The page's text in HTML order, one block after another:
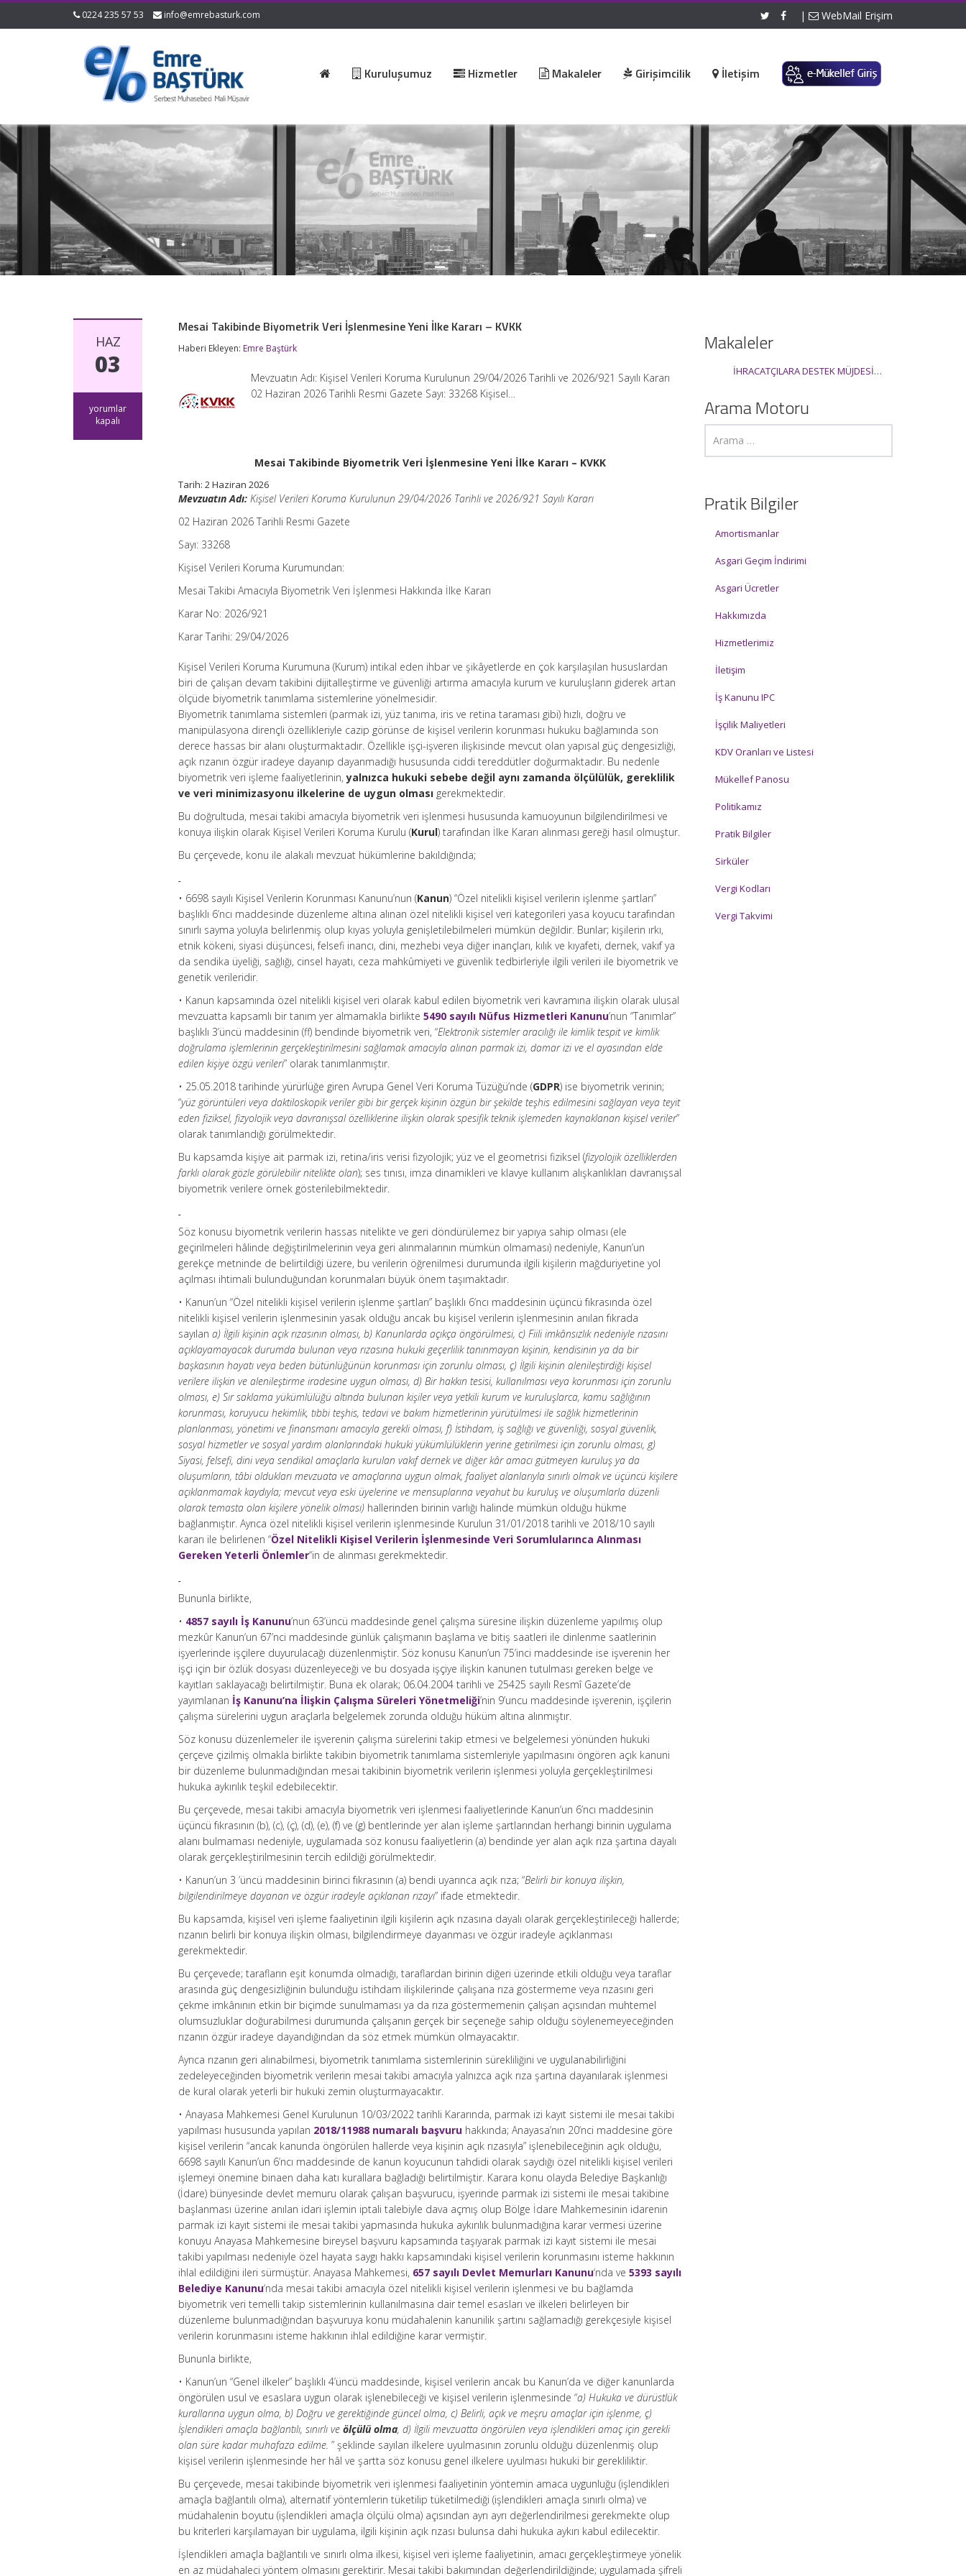
0224 235 57 53 info@emrebasturk.com | WebMail Erişim
Kuruluşumuz Hizmetler Makaleler Girişimcilik İletişim
HAZ
03
Mesai
Takibinde
yorumlar
kapalı
Mesai Takibinde Biyometrik Veri İşlenmesine Yeni İlke Kararı – KVKK
Haberi Ekleyen: Emre Baştürk
Mevzuatın Adı: Kişisel Verileri Koruma Kurulunun 29/04/2026 Tarihli ve 2026/921 Sayılı Kararı
02 Haziran 2026 Tarihli Resmi Gazete Sayı: 33268 Kişisel…
Mesai Takibinde Biyometrik Veri İşlenmesine Yeni İlke Kararı – KVKK
Tarih:2 Haziran 2026
Mevzuatın Adı: Kişisel Verileri Koruma Kurulunun 29/04/2026 Tarihli ve 2026/921 Sayılı Kararı
02 Haziran 2026 Tarihli Resmi Gazete
Sayı: 33268
Kişisel Verileri Koruma Kurumundan:
Mesai Takibi Amacıyla Biyometrik Veri İşlenmesi Hakkında İlke Kararı
Karar No: 2026/921
Karar Tarihi: 29/04/2026
Kişisel Verileri Koruma Kurumuna (Kurum) intikal eden ihbar ve şikâyetlerde en çok karşılaşılan hususlardan
biri de çalışan devam takibini dijitalleştirme ve güvenliği artırma amacıyla kurum ve kuruluşların giderek artan
ölçüde biyometrik tanımlama sistemlerine yönelmesidir.
Biyometrik tanımlama sistemleri (parmak izi, yüz tanıma, iris ve retina taraması gibi) hızlı, doğru ve
manipülasyona dirençli özellikleriyle cazip görünse de kişisel verilerin korunması hukuku bağlamında son
derece hassas bir alanı oluşturmaktadır. Özellikle işçi-işveren ilişkisinde mevcut olan yapısal güç dengesizliği,
açık rızanın özgür iradeye dayanıp dayanmadığı hususunda ciddi tereddütler doğurmaktadır. Bu nedenle
biyometrik veri işleme faaliyetlerinin,yalnızca hukuki sebebe değil aynı zamanda ölçülülük, gereklilik
ve veri minimizasyonu ilkelerine de uygun olması gerekmektedir.
Bu doğrultuda, mesai takibi amacıyla biyometrik veri işlenmesi hususunda kamuoyunun bilgilendirilmesi ve
konuya ilişkin olarak Kişisel Verileri Koruma Kurulu (Kurul) tarafından İlke Kararı alınması gereği hasıl olmuştur.
Bu çerçevede, konu ile alakalı mevzuat hükümlerine bakıldığında;
• 6698 sayılı Kişisel Verilerin Korunması Kanunu’nun (Kanun) “Özel nitelikli kişisel verilerin işlenme şartları”
başlıklı 6’ncı maddesinde düzenleme altına alınan özel nitelikli kişisel veri kategorileri yasa koyucu tarafından
sınırlı sayma yoluyla belirlenmiş olup kıyas yoluyla genişletilebilmeleri mümkün değildir. Bunlar; kişilerin ırkı,
etnik kökeni, siyasi düşüncesi, felsefi inancı, dini, mezhebi veya diğer inançları, kılık ve kıyafeti, dernek, vakıf ya
da sendika üyeliği, sağlığı, cinsel hayatı, ceza mahkûmiyeti ve güvenlik tedbirleriyle ilgili verileri ile biyometrik ve
genetik verileridir.
• Kanun kapsamında özel nitelikli kişisel veri olarak kabul edilen biyometrik veri kavramına ilişkin olarak ulusal
mevzuatta kapsamlı bir tanım yer almamakla birlikte5490 sayılı Nüfus Hizmetleri Kanunu’nun “Tanımlar”
başlıklı 3’üncü maddesinin (ff) bendinde biyometrik veri, “Elektronik sistemler aracılığı ile kimlik tespit ve kimlik
doğrulama işlemlerinin gerçekleştirilmesini sağlamak amacıyla alınan parmak izi, damar izi ve el ayasından elde
edilen kişiye özgü verileri” olarak tanımlanmıştır.
• 25.05.2018 tarihinde yürürlüğe giren Avrupa Genel Veri Koruma Tüzüğü’nde (GDPR) ise biyometrik verinin;
“yüz görüntüleri veya daktiloskopik veriler gibi bir gerçek kişinin özgün bir şekilde teşhis edilmesini sağlayan veya teyit
eden fiziksel, fizyolojik veya davranışsal özelliklerine ilişkin olarak spesifik teknik işlemeden kaynaklanan kişisel veriler”
olarak tanımlandığı görülmektedir.
Bu kapsamda kişiye ait parmak izi, retina/iris verisi fizyolojik; yüz ve el geometrisi fiziksel (fizyolojik özelliklerden
farklı olarak gözle görülebilir nitelikte olan); ses tınısı, imza dinamikleri ve klavye kullanım alışkanlıkları davranışsal
biyometrik verilere örnek gösterilebilmektedir.
Söz konusu biyometrik verilerin hassas nitelikte ve geri döndürülemez bir yapıya sahip olması (ele
geçirilmeleri hâlinde değiştirilmelerinin veya geri alınmalarının mümkün olmaması) nedeniyle, Kanun’un
gerekçe metninde de belirtildiği üzere, bu verilerin öğrenilmesi durumunda ilgili kişilerin mağduriyetine yol
açılması ihtimali bulunduğundan korunmaları büyük önem taşımaktadır.
• Kanun’un “Özel nitelikli kişisel verilerin işlenme şartları” başlıklı 6’ncı maddesinin üçüncü fıkrasında özel
nitelikli kişisel verilerin işlenmesinin yasak olduğu ancak bu kişisel verilerin işlenmesinin anılan fıkrada
sayılana) İlgili kişinin açık rızasının olması, b) Kanunlarda açıkça öngörülmesi, c) Fiili imkânsızlık nedeniyle rızasını
açıklayamayacak durumda bulunan veya rızasına hukuki geçerlilik tanınmayan kişinin, kendisinin ya da bir
başkasının hayatı veya beden bütünlüğünün korunması için zorunlu olması, ç) İlgili kişinin alenileştirdiği kişisel
verilere ilişkin ve alenileştirme iradesine uygun olması, d) Bir hakkın tesisi, kullanılması veya korunması için zorunlu
olması, e) Sır saklama yükümlülüğü altında bulunan kişiler veya yetkili kurum ve kuruluşlarca, kamu sağlığının
korunması, koruyucu hekimlik, tıbbi teşhis, tedavi ve bakım hizmetlerinin yürütülmesi ile sağlık hizmetlerinin
planlanması, yönetimi ve finansmanı amacıyla gerekli olması, f) İstihdam, iş sağlığı ve güvenliği, sosyal güvenlik,
sosyal hizmetler ve sosyal yardım alanlarındaki hukuki yükümlülüklerin yerine getirilmesi için zorunlu olması, g)
Siyasi, felsefi, dini veya sendikal amaçlarla kurulan vakıf dernek ve diğer kâr amacı gütmeyen kuruluş ya da
oluşumların, tâbi oldukları mevzuata ve amaçlarına uygun olmak, faaliyet alanlarıyla sınırlı olmak ve üçüncü kişilere
açıklanmamak kaydıyla; mevcut veya eski üyelerine ve mensuplarına veyahut bu kuruluş ve oluşumlarla düzenli
olarak temasta olan kişilere yönelik olması) hallerinden birinin varlığı halinde mümkün olduğu hükme
bağlanmıştır. Ayrıca özel nitelikli kişisel verilerin işlenmesinde Kurulun 31/01/2018 tarihli ve 2018/10 sayılı
kararı ile belirlenen “Özel Nitelikli Kişisel Verilerin İşlenmesinde Veri Sorumlularınca Alınması
Gereken Yeterli Önlemler“in de alınması gerekmektedir.
Bununla birlikte,
• 4857 sayılı İş Kanunu’nun 63’üncü maddesinde genel çalışma süresine ilişkin düzenleme yapılmış olup
mezkûr Kanun’un 67’nci maddesinde günlük çalışmanın başlama ve bitiş saatleri ile dinlenme saatlerinin
işyerlerinde işçilere duyurulacağı düzenlenmiştir. Söz konusu Kanun’un 75’inci maddesinde ise işverenin her
işçi için bir özlük dosyası düzenleyeceği ve bu dosyada işçiye ilişkin kanunen tutulması gereken belge ve
kayıtları saklayacağı belirtilmiştir. Buna ek olarak; 06.04.2004 tarihli ve 25425 sayılı Resmî Gazete’de
yayımlanan İş Kanunu’na İlişkin Çalışma Süreleri Yönetmeliği’nin 9’uncu maddesinde işverenin, işçilerin
çalışma sürelerini uygun araçlarla belgelemek zorunda olduğu hüküm altına alınmıştır.
Söz konusu düzenlemeler ile işverenin çalışma sürelerini takip etmesi ve belgelemesi yönünden hukuki
çerçeve çizilmiş olmakla birlikte takibin biyometrik tanımlama sistemleriyle yapılmasını öngören açık kanuni
bir düzenleme bulunmadığından mesai takibinin biyometrik verilerin işlenmesi yoluyla gerçekleştirilmesi
hukuka aykırılık teşkil edebilecektir.
Bu çerçevede, mesai takibi amacıyla biyometrik veri işlenmesi faaliyetlerinde Kanun’un 6’ncı maddesinin
üçüncü fıkrasının (b), (c), (ç), (d), (e), (f) ve (g) bentlerinde yer alan işleme şartlarından herhangi birinin uygulama
alanı bulmaması nedeniyle, uygulamada söz konusu faaliyetlerin (a) bendinde yer alan açık rıza şartına dayalı
olarak gerçekleştirilmesinin tercih edildiği görülmektedir.
• Kanun’un 3 ’üncü maddesinin birinci fıkrasının (a) bendi uyarınca açık rıza; “Belirli bir konuya ilişkin,
bilgilendirilmeye dayanan ve özgür iradeyle açıklanan rızayı” ifade etmektedir.
Bu kapsamda, kişisel veri işleme faaliyetinin ilgili kişilerin açık rızasına dayalı olarak gerçekleştirileceği hallerde;
rızanın belirli bir konuya ilişkin olması, bilgilendirmeye dayanması ve özgür iradeyle açıklanması
gerekmektedir.
Bu çerçevede; tarafların eşit konumda olmadığı, taraflardan birinin diğeri üzerinde etkili olduğu veya taraflar
arasında güç dengesizliğinin bulunduğu istihdam ilişkilerinde çalışana rıza göstermeme veya rızasını geri
çekme imkânının etkin bir biçimde sunulmaması ya da rıza göstermemenin çalışan açısından muhtemel
olumsuzluklar doğurabilmesi durumunda çalışanın gerçek bir seçeneğe sahip olduğu söylenemeyeceğinden
rızanın özgür iradeye dayandığından da söz etmek mümkün olmayacaktır.
Ayrıca rızanın geri alınabilmesi, biyometrik tanımlama sistemlerinin sürekliliğini ve uygulanabilirliğini
zedeleyeceğinden biyometrik verilerin mesai takibi amacıyla yalnızca açık rıza şartına dayanılarak işlenmesi
de kural olarak yeterli bir hukuki zemin oluşturmayacaktır.
• Anayasa Mahkemesi Genel Kurulunun 10/03/2022 tarihli Kararında, parmak izi kayıt sistemi ile mesai takibi
yapılması hususunda yapılan 2018/11988 numaralı başvuru hakkında; Anayasa’nın 20’nci maddesine göre
kişisel verilerin “ancak kanunda öngörülen hallerde veya kişinin açık rızasıyla” işlenebileceğinin açık olduğu,
6698 sayılı Kanun’un 6’ncı maddesinde de kanun koyucunun tahdidi olarak saydığı özel nitelikli kişisel verileri
işlemeyi önemine binaen daha katı kurallara bağladığı belirtilmiştir. Karara konu olayda Belediye Başkanlığı
(İdare) bünyesinde devlet memuru olarak çalışan başvurucu, işyerinde parmak izi sistemi ile mesai takibine
başlanması üzerine anılan idari işlemin iptali talebiyle dava açmış olup Bölge İdare Mahkemesinin idarenin
parmak izi kayıt sistemi ile mesai takibi yapmasında hukuka aykırılık bulunmadığına karar vermesi üzerine
konuyu Anayasa Mahkemesine bireysel başvuru kapsamında taşıyarak parmak izi kayıt sistemi ile mesai
takibi yapılması nedeniyle özel hayata saygı hakkı kapsamındaki kişisel verilerin korunmasını isteme hakkının
ihlal edildiğini ileri sürmüştür. Anayasa Mahkemesi, 657 sayılı Devlet Memurları Kanunu‘nda ve5393 sayılı
Belediye Kanunu‘nda mesai takibi amacıyla özel nitelikli kişisel verilerin işlenmesi ve bu bağlamda
biyometrik veri temelli takip sistemlerinin kullanılmasına dair temel esasları ve ilkeleri belirleyen bir
düzenleme bulunmadığından başvuruya konu müdahalenin kanunilik şartını sağlamadığı gerekçesiyle kişisel
verilerin korunmasını isteme hakkının ihlal edildiğine karar vermiştir.
Bununla birlikte,
• Kanun’un “Genel ilkeler” başlıklı 4’üncü maddesinde, kişisel verilerin ancak bu Kanun’da ve diğer kanunlarda
öngörülen usul ve esaslara uygun olarak işlenebileceği ve kişisel verilerin işlenmesinde “a) Hukuka ve dürüstlük
kurallarına uygun olma, b) Doğru ve gerektiğinde güncel olma, c) Belirli, açık ve meşru amaçlar için işlenme, ç)
İşlendikleri amaçla bağlantılı, sınırlı veölçülü olma, d) İlgili mevzuatta öngörülen veya işlendikleri amaç için gerekli
olan süre kadar muhafaza edilme. ” şeklinde sayılan ilkelere uyulmasının zorunlu olduğu düzenlenmiş olup
kişisel verilerin işlenmesinde her hâl ve şartta söz konusu genel ilkelere uyulması hukuki bir gerekliliktir.
Bu çerçevede, mesai takibinde biyometrik veri işlenmesi faaliyetinin yöntemin amaca uygunluğu (işlendikleri
amaçla bağlantılı olma), alternatif yöntemlerin tüketilip tüketilmediği (işlendikleri amaçla sınırlı olma) ve
müdahalenin boyutu (işlendikleri amaçla ölçülü olma) açısından ayrı ayrı değerlendirilmesi gerekmekte olup
bu kriterleri karşılamayan bir uygulama, ilgili kişinin açık rızası bulunsa dahi hukuka aykırı kabul edilecektir.
İşlendikleri amaçla bağlantılı ve sınırlı olma ilkesi, kişisel veri işleme faaliyetinin, amacı gerçekleştirmeye yönelik
en az müdahaleci yöntem olmasını gerektirir. Mesai takibi bakımından değerlendirildiğinde; uygulamada şifreli
Makaleler
İHRACATÇILARA DESTEK MÜJDESİ…
Arama Motoru
Pratik Bilgiler
Amortismanlar
Asgari Geçim İndirimi
Asgari Ücretler
Hakkımızda
Hizmetlerimiz
İletişim
İş Kanunu IPC
İşçilik Maliyetleri
KDV Oranları ve Listesi
Mükellef Panosu
Politikamız
Pratik Bilgiler
Sirküler
Vergi Kodları
Vergi Takvimi